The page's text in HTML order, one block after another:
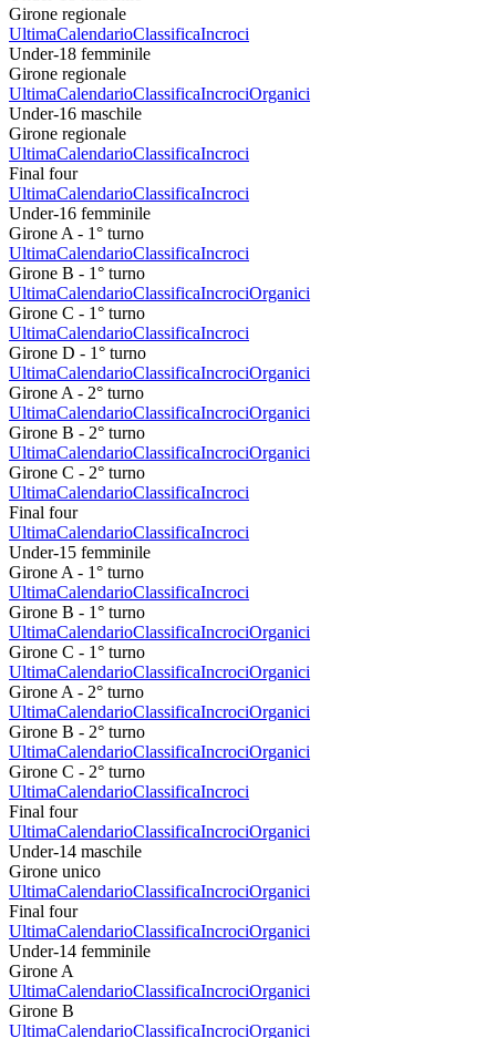
Girone regionale
UltimaCalendarioClassificaIncroci
Under-18 femminile
Girone regionale
UltimaCalendarioClassificaIncrociOrganici
Under-16 maschile
Girone regionale
UltimaCalendarioClassificaIncroci
Final four
UltimaCalendarioClassificaIncroci
Under-16 femminile
Girone A - 1° turno
UltimaCalendarioClassificaIncroci
Girone B - 1° turno
UltimaCalendarioClassificaIncrociOrganici
Girone C - 1° turno
UltimaCalendarioClassificaIncroci
Girone D - 1° turno
UltimaCalendarioClassificaIncrociOrganici
Girone A - 2° turno
UltimaCalendarioClassificaIncrociOrganici
Girone B - 2° turno
UltimaCalendarioClassificaIncrociOrganici
Girone C - 2° turno
UltimaCalendarioClassificaIncroci
Final four
UltimaCalendarioClassificaIncroci
Under-15 femminile
Girone A - 1° turno
UltimaCalendarioClassificaIncroci
Girone B - 1° turno
UltimaCalendarioClassificaIncrociOrganici
Girone C - 1° turno
UltimaCalendarioClassificaIncrociOrganici
Girone A - 2° turno
UltimaCalendarioClassificaIncrociOrganici
Girone B - 2° turno
UltimaCalendarioClassificaIncrociOrganici
Girone C - 2° turno
UltimaCalendarioClassificaIncroci
Final four
UltimaCalendarioClassificaIncrociOrganici
Under-14 maschile
Girone unico
UltimaCalendarioClassificaIncrociOrganici
Final four
UltimaCalendarioClassificaIncrociOrganici
Under-14 femminile
Girone A
UltimaCalendarioClassificaIncrociOrganici
Girone B
UltimaCalendarioClassificaIncrociOrganici